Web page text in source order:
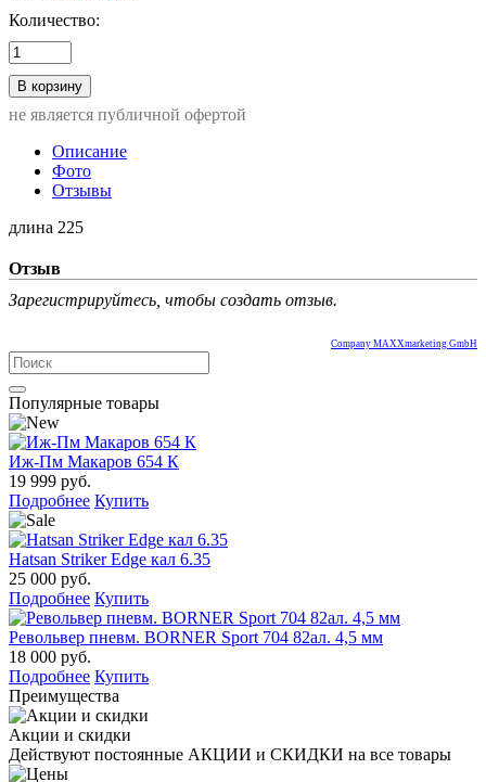
Количество:
не является публичной офертой
Описание
Фото
Отзывы
длина 225
Отзыв
Зарегистрируйтесь, чтобы создать отзыв.
Company MAXXmarketing GmbH
Популярные товары
Иж-Пм Макаров 654 К
19 999 руб.
Подробнее Купить
Hatsan Striker Edge кал 6.35
25 000 руб.
Подробнее Купить
Револьвер пневм. BORNER Sport 704 82ал. 4,5 мм
18 000 руб.
Подробнее Купить
Преимущества
Акции и скидки
Действуют постоянные АКЦИИ и СКИДКИ на все товары